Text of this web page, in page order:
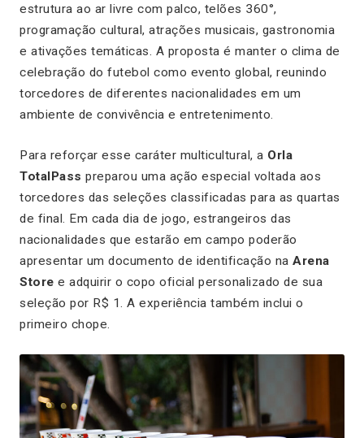
estrutura ao ar livre com palco, telões 360°,
programação cultural, atrações musicais, gastronomia
e ativações temáticas. A proposta é manter o clima de
celebração do futebol como evento global, reunindo
torcedores de diferentes nacionalidades em um
ambiente de convivência e entretenimento.
Para reforçar esse caráter multicultural, a Orla
TotalPass preparou uma ação especial voltada aos
torcedores das seleções classificadas para as quartas
de final. Em cada dia de jogo, estrangeiros das
nacionalidades que estarão em campo poderão
apresentar um documento de identificação na Arena
Store e adquirir o copo oficial personalizado de sua
seleção por R$ 1. A experiência também inclui o
primeiro chope.